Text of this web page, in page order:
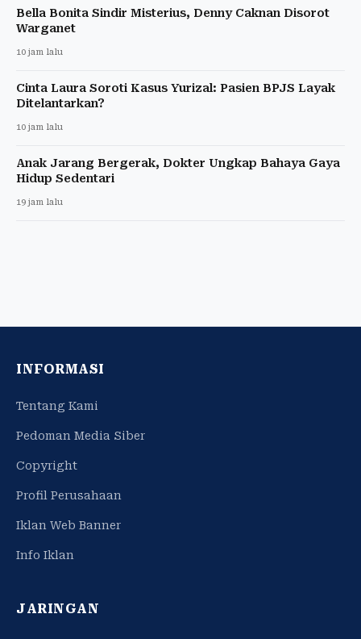
Bella Bonita Sindir Misterius, Denny Caknan Disorot
Warganet
10 jam lalu
Cinta Laura Soroti Kasus Yurizal: Pasien BPJS Layak
Ditelantarkan?
10 jam lalu
Anak Jarang Bergerak, Dokter Ungkap Bahaya Gaya
Hidup Sedentari
19 jam lalu
INFORMASI
Tentang Kami
Pedoman Media Siber
Copyright
Profil Perusahaan
Iklan Web Banner
Info Iklan
JARINGAN